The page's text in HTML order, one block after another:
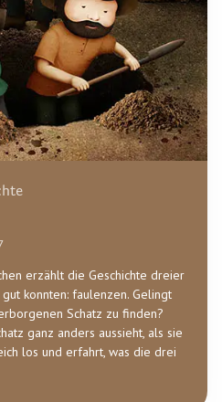
erzählt die Geschichte dreier
konnten: faulenzen. Gelingt
Schatz zu finden?
ganz anders aussieht, als sie
los und erfahrt, was die drei